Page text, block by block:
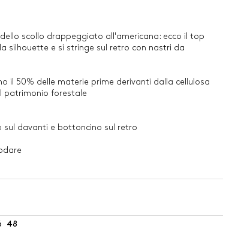
scollo drappeggiato all'americana: ecco il top
silhouette e si stringe sul retro con nastri da
il 50% delle materie prime derivanti dalla cellulosa
patrimonio forestale
sul davanti e bottoncino sul retro
48